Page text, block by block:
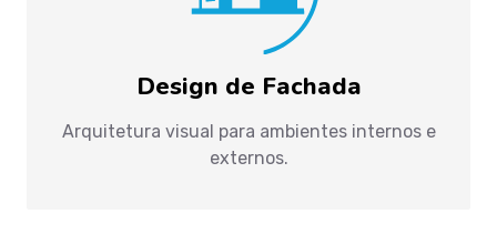
Design de Fachada
Arquitetura visual para ambientes internos e
externos.